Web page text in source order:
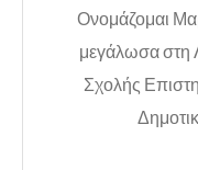
Ονομάζομαι
μεγάλωσα στη
Σχολής